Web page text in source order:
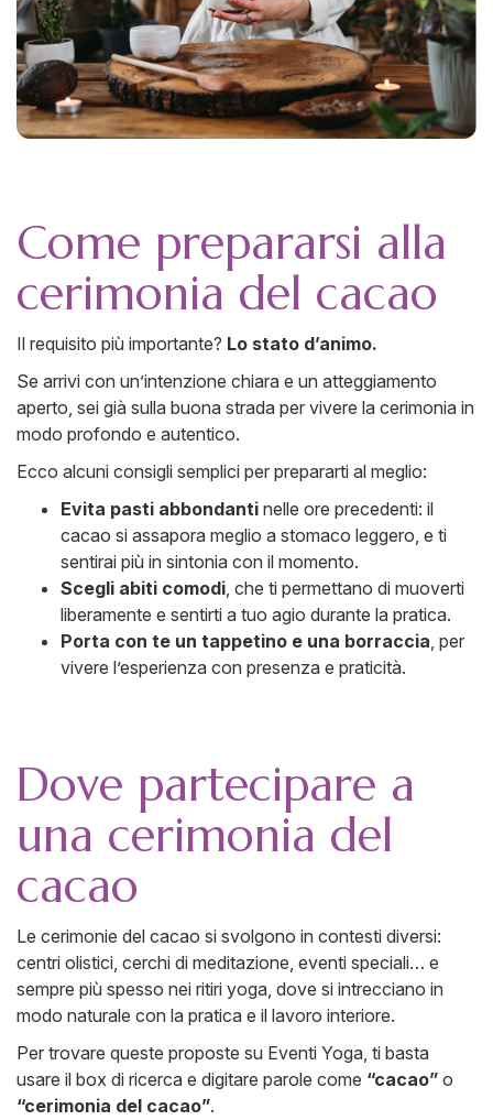
Come prepararsi alla
cerimonia del cacao
Il requisito più importante? Lo stato d’animo.
Se arrivi con un’intenzione chiara e un atteggiamento
aperto, sei già sulla buona strada per vivere la cerimonia in
modo profondo e autentico.
Ecco alcuni consigli semplici per prepararti al meglio:
Evita pasti abbondanti nelle ore precedenti: il
cacao si assapora meglio a stomaco leggero, e ti
sentirai più in sintonia con il momento.
Scegli abiti comodi, che ti permettano di muoverti
liberamente e sentirti a tuo agio durante la pratica.
Porta con te un tappetino e una borraccia, per
vivere l’esperienza con presenza e praticità.
Dove partecipare a
una cerimonia del
cacao
Le cerimonie del cacao si svolgono in contesti diversi:
centri olistici, cerchi di meditazione, eventi speciali… e
sempre più spesso nei ritiri yoga, dove si intrecciano in
modo naturale con la pratica e il lavoro interiore.
Per trovare queste proposte su Eventi Yoga, ti basta
usare il box di ricerca e digitare parole come “cacao” o
“cerimonia del cacao”.